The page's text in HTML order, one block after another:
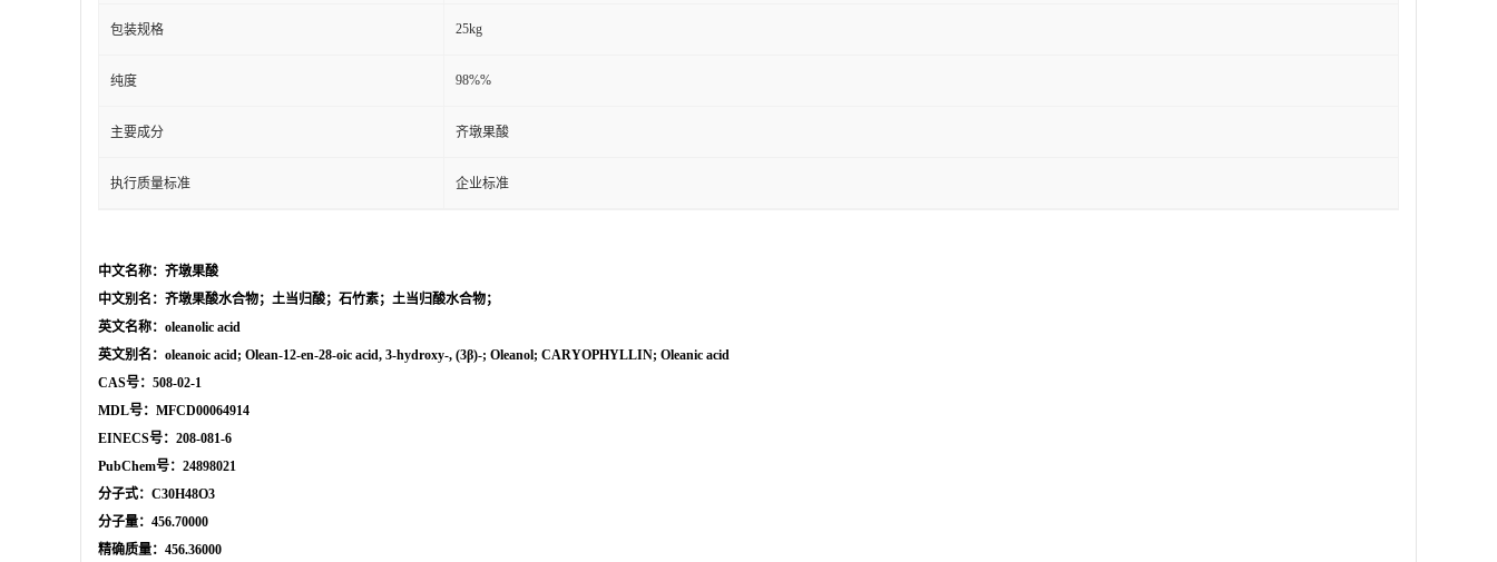
包装规格 25kg
纯度 98%%
主要成分 齐墩果酸
执行质量标准 企业标准
中文名称：齐墩果酸
中文别名：齐墩果酸水合物；土当归酸；石竹素；土当归酸水合物；
英文名称：oleanolic acid
英文别名：oleanoic acid; Olean-12-en-28-oic acid, 3-hydroxy-, (3β)-; Oleanol; CARYOPHYLLIN; Oleanic acid
CAS号：508-02-1
MDL号：MFCD00064914
EINECS号：208-081-6
PubChem号：24898021
分子式：C30H48O3
分子量：456.70000
精确质量：456.36000